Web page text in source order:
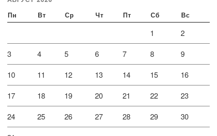
Пн Вт Ср Чт Пт Сб Вс
1 2
3 4 5 6 7 8 9
10 11 12 13 14 15 16
17 18 19 20 21 22 23
24 25 26 27 28 29 30